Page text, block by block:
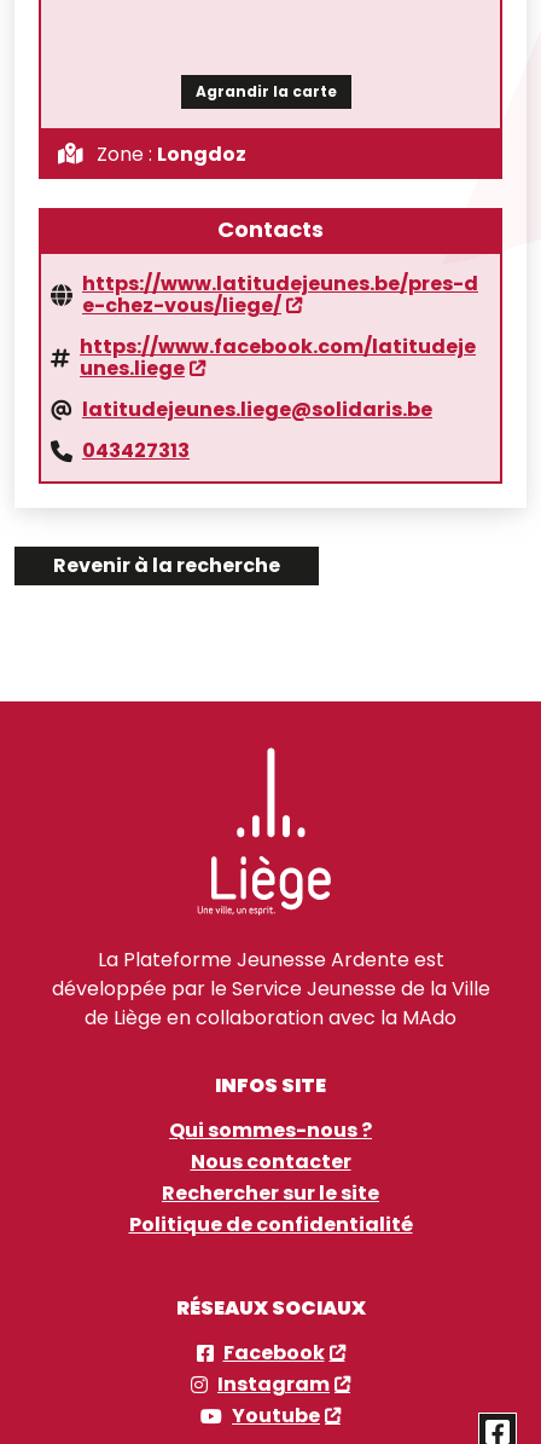
Agrandir la carte
Zone : Longdoz
Contacts
https://www.latitudejeunes.be/pres-d
e-chez-vous/liege/
https://www.facebook.com/latitudeje
unes.liege
latitudejeunes.liege@solidaris.be
043427313
Revenir à la recherche
La Plateforme Jeunesse Ardente est
développée par le Service Jeunesse de la Ville
de Liège en collaboration avec la MAdo
INFOS SITE
Qui sommes-nous ?
Nous contacter
Rechercher sur le site
Politique de confidentialité
RÉSEAUX SOCIAUX
Facebook
Instagram
Youtube